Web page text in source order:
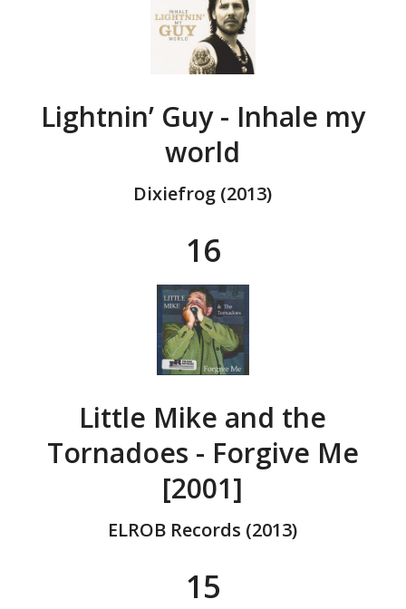
Lightnin’ Guy - Inhale my
world
Dixiefrog (2013)
16
Little Mike and the
Tornadoes - Forgive Me
[2001]
ELROB Records (2013)
15